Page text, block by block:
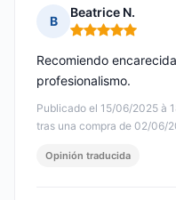
B
Beatrice N.
Nota: 5 de 5
Publicado el 15/06/2025 à
tras una compra de 02/06/
Recomiendo
profesionalismo.
Opinión traducida